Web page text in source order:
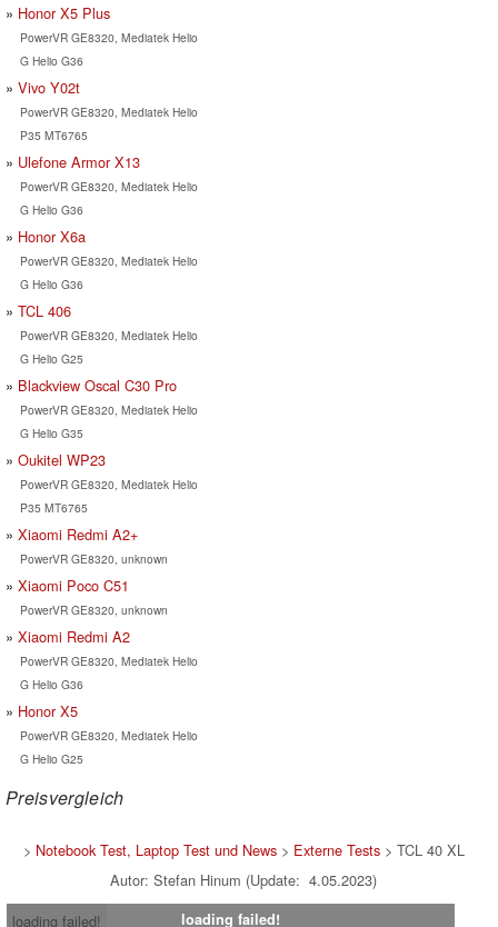
Honor X5 Plus
PowerVR GE8320, Mediatek Helio
G Helio G36
Vivo Y02t
PowerVR GE8320, Mediatek Helio
P35 MT6765
Ulefone Armor X13
PowerVR GE8320, Mediatek Helio
G Helio G36
Honor X6a
PowerVR GE8320, Mediatek Helio
G Helio G36
TCL 406
PowerVR GE8320, Mediatek Helio
G Helio G25
Blackview Oscal C30 Pro
PowerVR GE8320, Mediatek Helio
G Helio G35
Oukitel WP23
PowerVR GE8320, Mediatek Helio
P35 MT6765
Xiaomi Redmi A2+
PowerVR GE8320, unknown
Xiaomi Poco C51
PowerVR GE8320, unknown
Xiaomi Redmi A2
PowerVR GE8320, Mediatek Helio
G Helio G36
Honor X5
PowerVR GE8320, Mediatek Helio
G Helio G25
Preisvergleich
> Notebook Test, Laptop Test und News> Externe Tests> TCL 40 XL
Autor: Stefan Hinum (Update: 4.05.2023)
loading failed!
loading failed!